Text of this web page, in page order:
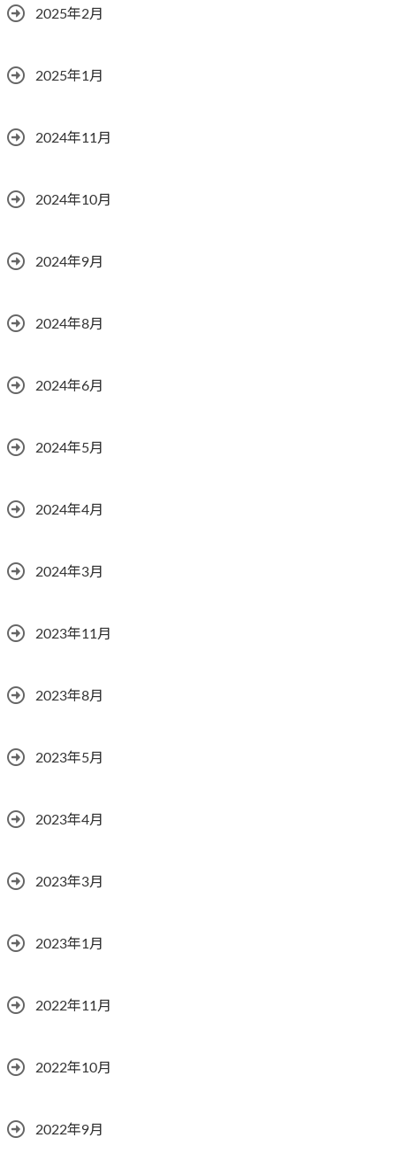
2025年2月
2025年1月
2024年11月
2024年10月
2024年9月
2024年8月
2024年6月
2024年5月
2024年4月
2024年3月
2023年11月
2023年8月
2023年5月
2023年4月
2023年3月
2023年1月
2022年11月
2022年10月
2022年9月